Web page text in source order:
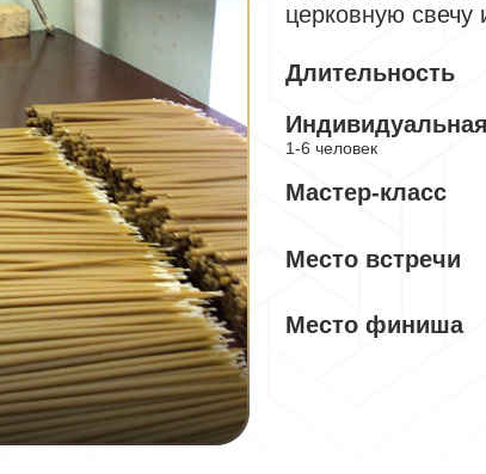
церковную свечу
Длительность
Мастер-класс
Место встречи
Место финиша
1-6 человек